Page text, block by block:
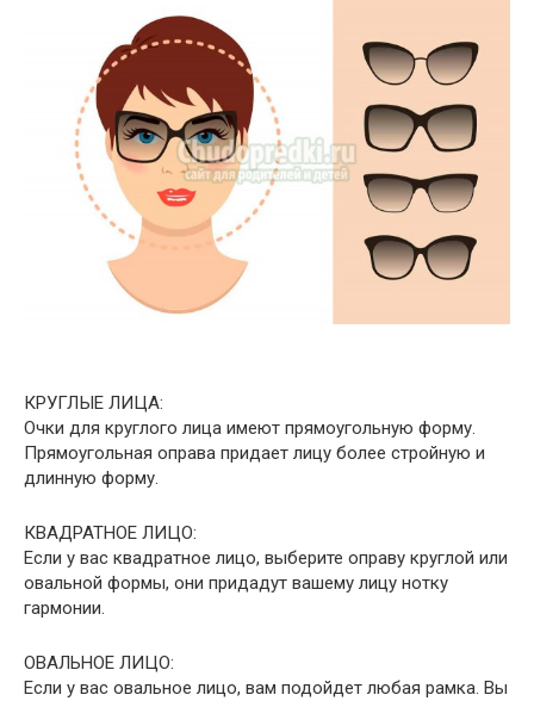
КРУГЛЫЕ ЛИЦА:
Очки для круглого лица имеют прямоугольную форму.
Прямоугольная оправа придает лицу более стройную и
длинную форму.
КВАДРАТНОЕ ЛИЦО:
Если у вас квадратное лицо, выберите оправу круглой или
овальной формы, они придадут вашему лицу нотку
гармонии.
ОВАЛЬНОЕ ЛИЦО:
Если у вас овальное лицо, вам подойдет любая рамка. Вы